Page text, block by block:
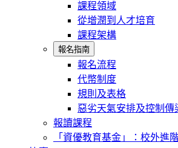
課程領域
從增潤到人才培育
課程架構
報名指南
報名流程
代幣制度
規則及表格
惡劣天氣安排及控制傳
報讀課程
「資優教育基金」：校外進